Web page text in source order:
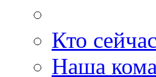
Кто
Наша